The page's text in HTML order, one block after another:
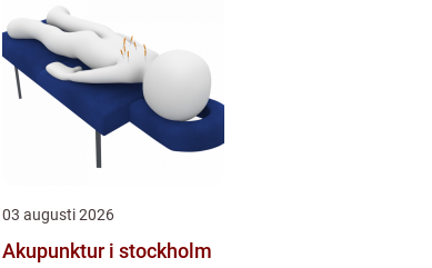
03 augusti 2026
Akupunktur i stockholm